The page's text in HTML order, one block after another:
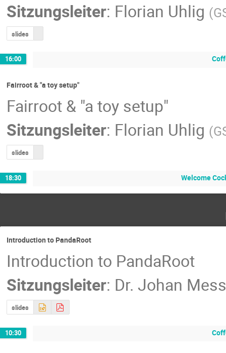
Sitzungsleiter: Florian Uhlig (
slides
16:00
Fairroot & "a toy setup"
Fairroot & "a toy setup"
Sitzungsleiter: Florian Uhlig (
slides
18:30 Welcome
Introduction to PandaRoot
Introduction to PandaRoot
Sitzungsleiter: Dr. Johan
slides
10:30